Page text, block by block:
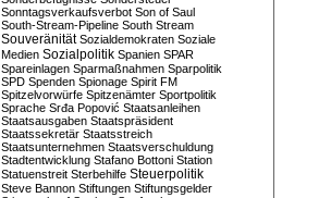
Sonntagsverkaufsverbot Son of Saul
South-Stream-Pipeline South Stream
Souveränität Sozialdemokraten Soziale
Medien Sozialpolitik Spanien SPAR
Spareinlagen Sparmaßnahmen Sparpolitik
SPD Spenden Spionage Spirit FM
Spitzelvorwürfe Spitzenämter Sportpolitik
Sprache Srđa Popović Staatsanleihen
Staatsausgaben Staatspräsident
Staatssekretär Staatsstreich
Staatsunternehmen Staatsverschuldung
Stadtentwicklung Stafano Bottoni Station
Statuenstreit Sterbehilfe Steuerpolitik
Steve Bannon Stiftungen Stiftungsgelder